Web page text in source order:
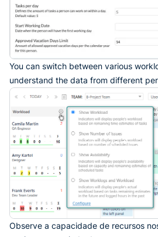
You can switch between various
understand the data from different
Observe a capacidade de recursos